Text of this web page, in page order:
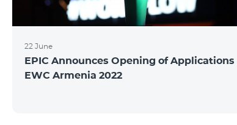
22 June
EPIC Announces Opening of Applications
EWC Armenia 2022